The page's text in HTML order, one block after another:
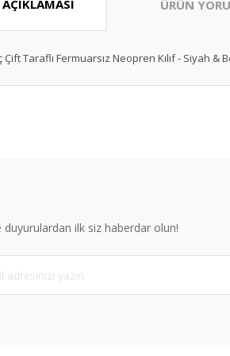
ÜRÜN
Çift Taraflı Fermuarsız Neopren Kılıf - Siyah &
hatalar bulunuyor.
diğer sitelerden daha pahalı.
benzer farklı alternatifler olmalı.
duyurulardan ilk siz haberdar olun!